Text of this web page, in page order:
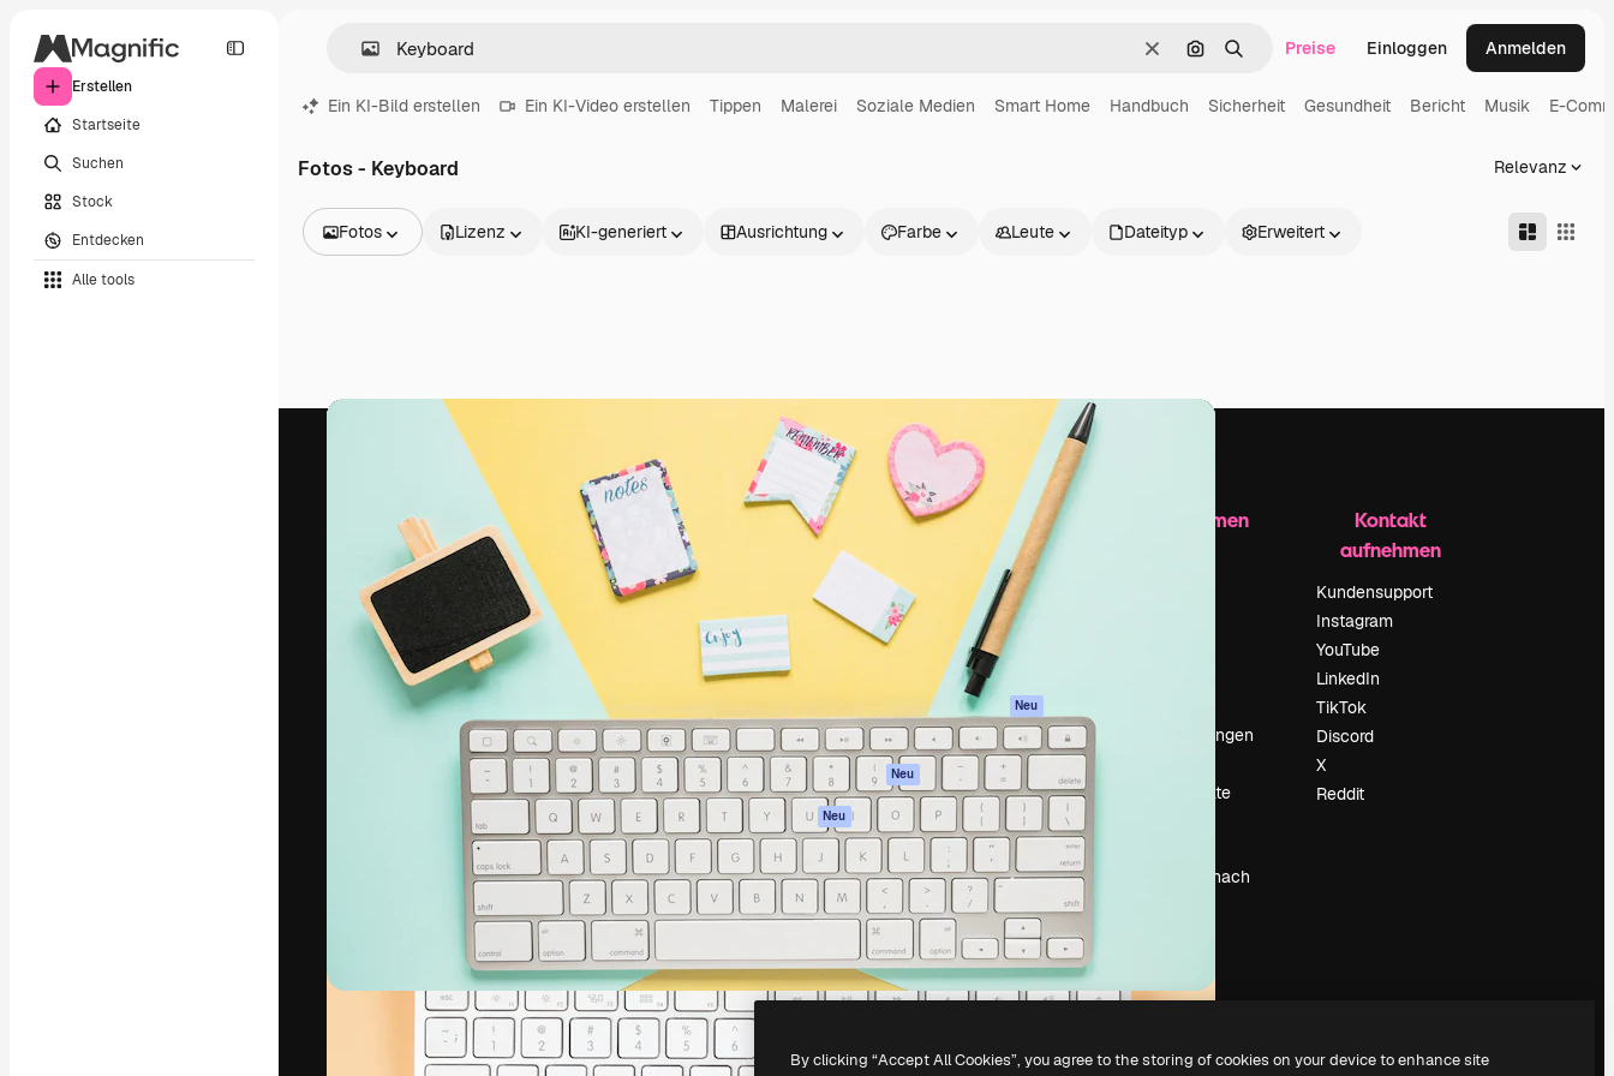
Erstellen
Startseite
Suchen
Stock
Entdecken
Alle tools
LöschenNach Bild suchen
SuchenPreise Einloggen Anmelden
Ein KI-Bild erstellen Ein KI-Video erstellen Tippen Malerei Soziale Medien Smart Home Handbuch Sicherheit Gesundheit Bericht Musik E-
Fotos - Keyboard Relevanz
Fotos
Videos
Schriftarten
Lizenz KI-generiert Ausrichtung Farbe Leute Dateityp Erweitert
Die kreative Plattform, um deine beste
Arbeit zu verwirklichen. Mehr als 1 Million
Abonnenten unter Kreativen, Unternehmen,
Agenturen und Studios.
Deutsch
Produkte
KI-Assistent
KI-Bildgenerator
KI-Videogenerator
KI-
Stock-Inhalte
MCP für
Claude/ChatGPT
Neu
Agenten Neu
API
Mobile App
Alle Magnific-Tools
Loslegen
Academy
Dokumentation
Support
AGB
Datenschutzerklärung
Originale
Neu
Cookie-Richtlinie
Vertrauenszentrum
Partner
Unternehmen
Unternehmen
Veranstaltungen
Deine Inhalte
Suchst du nach
Kontakt
aufnehmen
Kundensupport
Instagram
YouTube
LinkedIn
TikTok
Discord
X
Reddit
Copyright © 2010-2026Freepik Company S.L.U.Alle Rechte vorbehalten.
By clicking “Accept All Cookies”, you agree to the storing of cookies on your device to enhance site